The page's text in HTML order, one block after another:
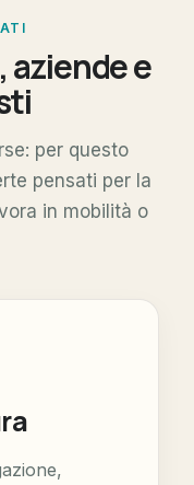
aziende e
per questo
pensati per la
in mobilità o